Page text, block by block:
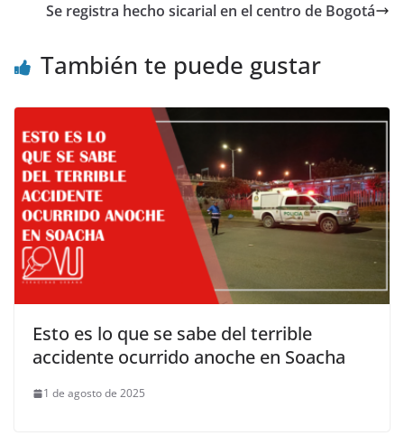
Se registra hecho sicarial en el centro de Bogotá
También te puede gustar
Esto es lo que se sabe del terrible
accidente ocurrido anoche en Soacha
1 de agosto de 2025